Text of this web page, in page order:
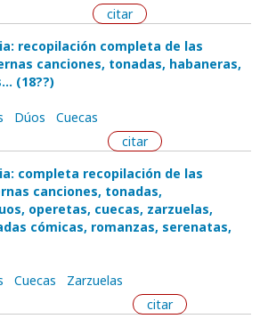
citar
recopilación completa de las
canciones, tonadas, habaneras,
(18??)
Dúos
Cuecas
citar
completa recopilación de las
canciones, tonadas,
operetas, cuecas, zarzuelas,
cómicas, romanzas, serenatas,
Cuecas
Zarzuelas
citar